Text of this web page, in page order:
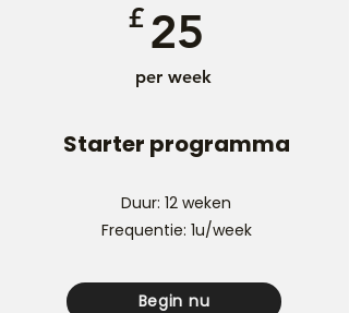
£ 25
per week
Starter programma
Duur: 12 weken
Frequentie: 1u/week
Begin nu